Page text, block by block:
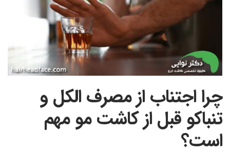
چرا اجتناب از مصرف الکل و
تنباکو قبل از کاشت مو مهم
است؟